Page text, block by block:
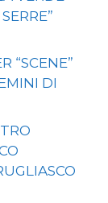
“SCENE”
DI